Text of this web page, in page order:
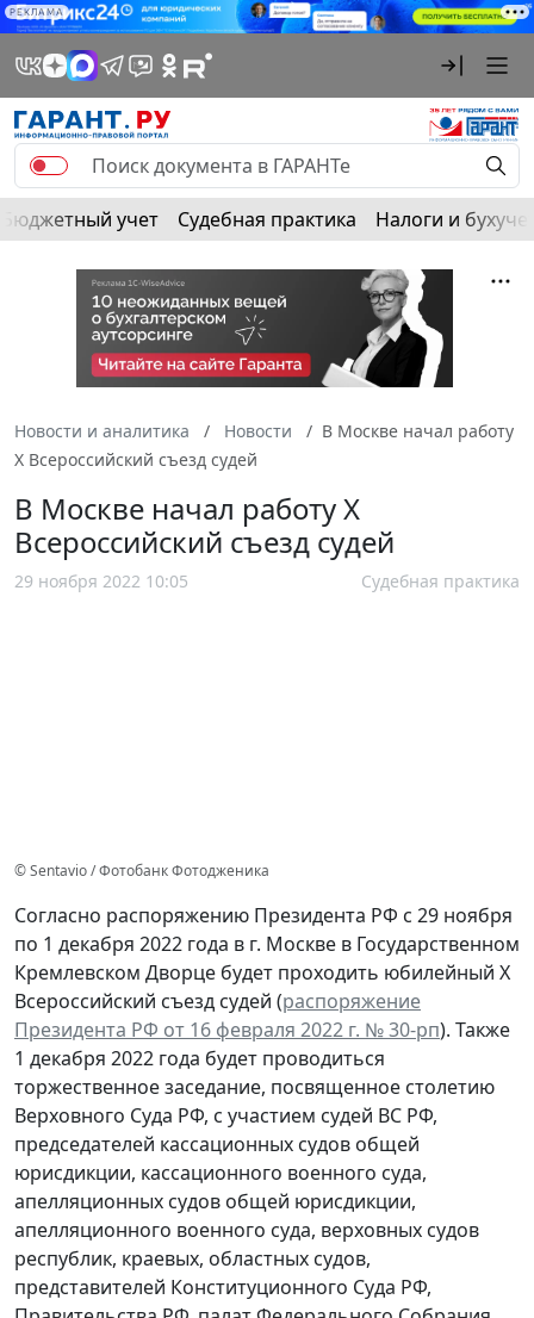
РЕКЛАМА
Бюджетный учет Судебная практика Налоги и
Новости и аналитика Новости
В Москве начал работу
X Всероссийский съезд судей
В Москве начал работу X
Всероссийский съезд судей
29 ноября 2022 10:05 Судебная практика
© Sentavio / Фотобанк Фотодженика
Согласно распоряжению Президента РФ с 29 ноября
по 1 декабря 2022 года в г. Москве в Государственном
Кремлевском Дворце будет проходить юбилейный X
Всероссийский съезд судей (распоряжение
Президента РФ от 16 февраля 2022 г. № 30-рп). Также
1 декабря 2022 года будет проводиться
торжественное заседание, посвященное столетию
Верховного Суда РФ, с участием судей ВС РФ,
председателей кассационных судов общей
юрисдикции, кассационного военного суда,
апелляционных судов общей юрисдикции,
апелляционного военного суда, верховных судов
республик, краевых, областных судов,
представителей Конституционного Суда РФ,